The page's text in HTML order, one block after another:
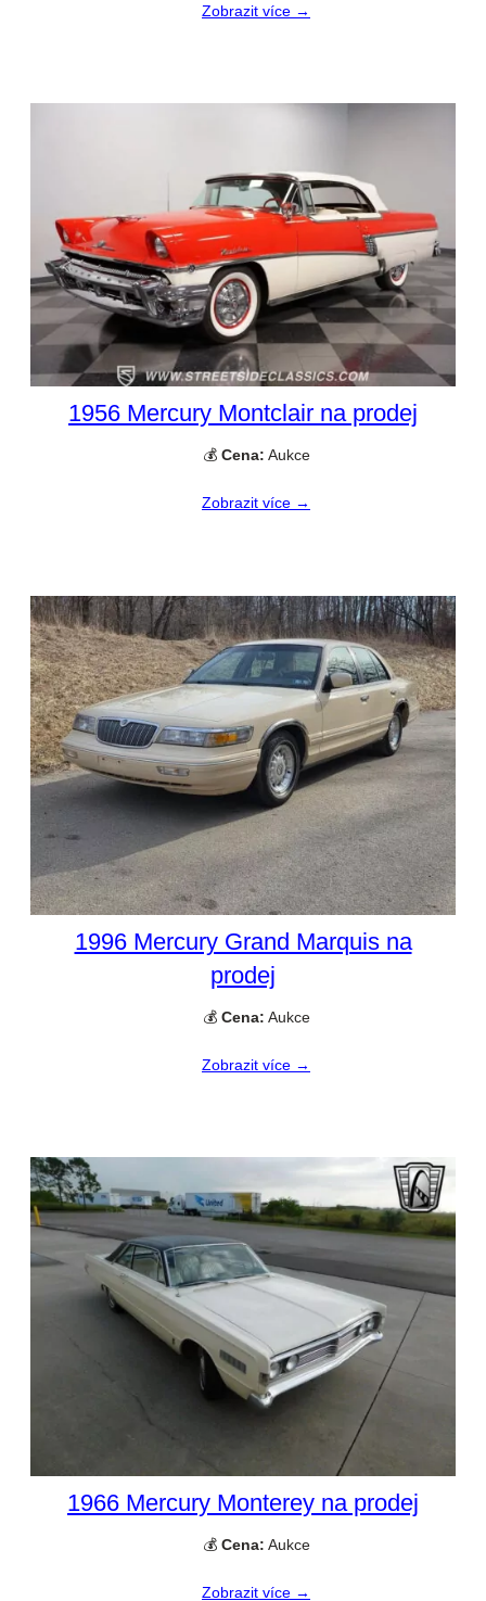
Zobrazit více →
1956 Mercury Montclair na prodej
💰 Cena: Aukce
Zobrazit více →
1996 Mercury Grand Marquis na
prodej
💰 Cena: Aukce
Zobrazit více →
1966 Mercury Monterey na prodej
💰 Cena: Aukce
Zobrazit více →